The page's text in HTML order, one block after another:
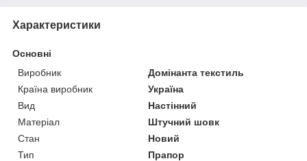
Характеристики
Основні
Виробник
Домінанта текстиль
Країна виробник
Україна
Вид
Настінний
Матеріал
Штучний шовк
Стан
Новий
Тип
Прапор